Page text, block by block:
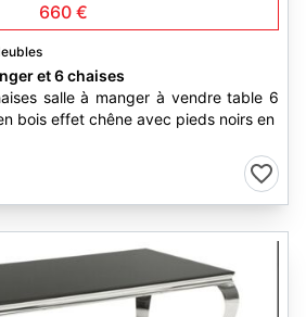
660 €
et 6 chaises
salle à manger à vendre table 6
bois effet chêne avec pieds noirs en